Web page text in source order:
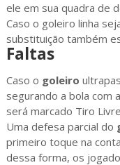
ele em sua quadra de
Caso o goleiro linha
substituição também
Faltas
Caso o goleiro
segurando a bola com
será marcado Tiro
Uma defesa parcial do
primeiro toque na
dessa forma, os